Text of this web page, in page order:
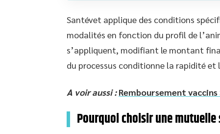
Santévet applique des conditions
modalités en fonction du profil de
s’appliquent, modifiant le montant
du processus conditionne la rapidité et
A voir aussi : Remboursement
Pourquoi choisir une